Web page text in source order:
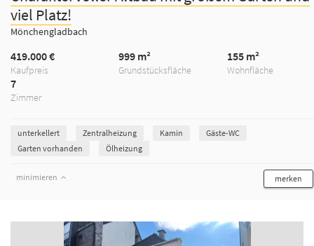
viel Platz!
Mönchengladbach
Kaufpreis
419.000 €
Grundstücksfläche
999 m²
Wohnfläche
155 m²
Zimmer
7
unterkellert Zentralheizung Kamin
Gäste-WC
Garten vorhanden
Ölheizung
minimieren merken